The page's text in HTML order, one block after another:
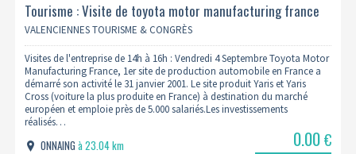
Tourisme : Visite de toyota motor manufacturing france
04/09 (complet)
VALENCIENNES TOURISME & CONGRÈS
Visites de l'entreprise de 14h à 16h : Vendredi 4 Septembre Toyota Motor
Manufacturing France, 1er site de production automobile en France a
démarré son activité le 31 janvier 2001. Le site produit Yaris et Yaris
Cross (voiture la plus produite en France) à destination du marché
européen et emploie près de 5.000 salariés.Les investissements
réalisés…
ONNAINGà 23.04 km
0.00€